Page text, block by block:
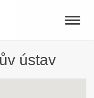
Toggle
ústav